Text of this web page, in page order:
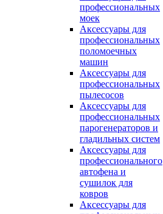
профессиональных
моек
Аксессуары для
профессиональных
поломоечных
машин
Аксессуары для
профессиональных
пылесосов
Аксессуары для
профессиональных
парогенераторов и
гладильных систем
Аксессуары для
профессионального
автофена и
сушилок для
ковров
Аксессуары для